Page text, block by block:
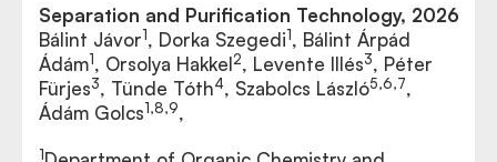
Separation and Purification Technology, 2026
Bálint Jávor1, Dorka Szegedi1, Bálint Árpád
Ádám1, Orsolya Hakkel2, Levente Illés3, Péter
Fürjes3, Tünde Tóth4, Szabolcs László5,6,7,
Ádám Golcs1,8,9,
1